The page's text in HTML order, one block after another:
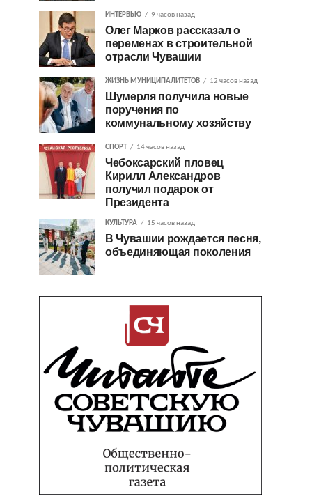
ИНТЕРВЬЮ 9 часов назад
Олег Марков рассказал о
переменах в строительной
отрасли Чувашии
ЖИЗНЬ МУНИЦИПАЛИТЕТОВ 12 часов назад
Шумерля получила новые
поручения по
коммунальному хозяйству
СПОРТ 14 часов назад
Чебоксарский пловец
Кирилл Александров
получил подарок от
Президента
КУЛЬТУРА 15 часов назад
В Чувашии рождается песня,
объединяющая поколения